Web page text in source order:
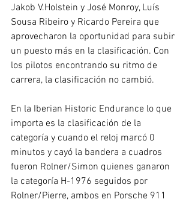
Jakob V.Holstein y José Monroy, Luís
Sousa Ribeiro y Ricardo Pereira que
aprovecharon la oportunidad para subir
un puesto más en la clasificación. Con
los pilotos encontrando su ritmo de
carrera, la clasificación no cambió.
En la Iberian Historic Endurance lo que
importa es la clasificación de la
categoría y cuando el reloj marcó 0
minutos y cayó la bandera a cuadros
fueron Rolner/Simon quienes ganaron
la categoría H-1976 seguidos por
Rolner/Pierre, ambos en Porsche 911